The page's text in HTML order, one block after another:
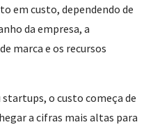
em custo, dependendo de
da empresa, a
marca e os recursos
startups, o custo começa de
a cifras mais altas para